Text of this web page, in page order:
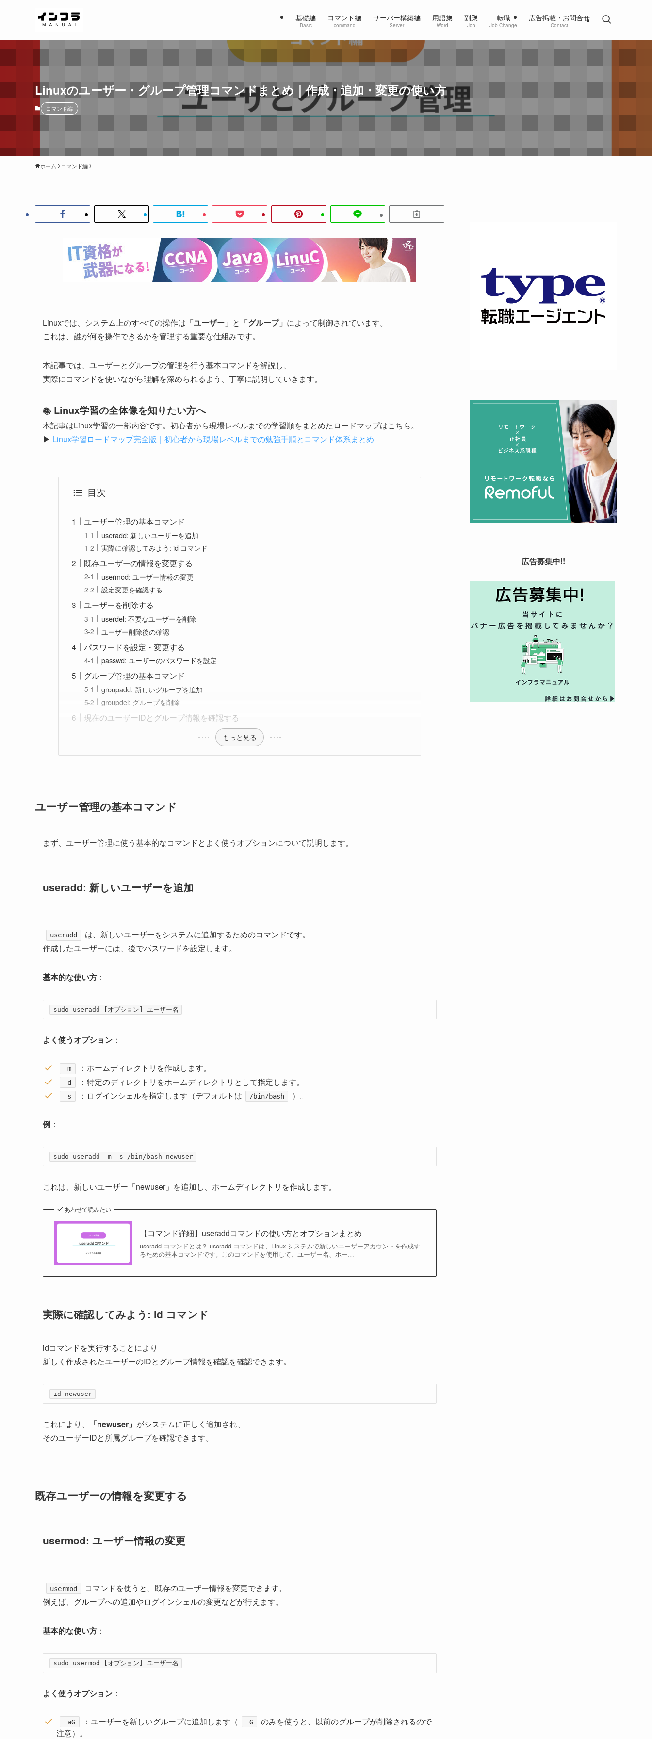
基礎編
Basic
コマンド編
command
サーバー構築編
Server
用語集
Word
副業
Job
転職
Job Change
広告掲載・お問合せ
Contact
Linuxのユーザー・グループ管理コマンドまとめ｜作成・追加・変更の使い方
コマンド編
ホーム コマンド編
Linuxでは、システム上のすべての操作は 「ユーザー」 と 「グループ」 によって制御されています。
これは、誰が何を操作できるかを管理する重要な仕組みです。
本記事では、ユーザーとグループの管理を行う基本コマンドを解説し、
実際にコマンドを使いながら理解を深められるよう、丁寧に説明していきます。
📚Linux学習の全体像を知りたい方へ
本記事はLinux学習の一部内容です。初心者から現場レベルまでの学習順をまとめたロードマップはこちら。
▶ Linux学習ロードマップ完全版｜初心者から現場レベルまでの勉強手順とコマンド体系まとめ
目次
ユーザー管理の基本コマンド
useradd: 新しいユーザーを追加
実際に確認してみよう: id コマンド
既存ユーザーの情報を変更する
usermod: ユーザー情報の変更
設定変更を確認する
ユーザーを削除する
userdel: 不要なユーザーを削除
ユーザー削除後の確認
パスワードを設定・変更する
passwd: ユーザーのパスワードを設定
グループ管理の基本コマンド
groupadd: 新しいグループを追加
groupdel: グループを削除
現在のユーザーIDとグループ情報を確認する
もっと見る
ユーザー管理の基本コマンド
まず、ユーザー管理に使う基本的なコマンドとよく使うオプションについて説明します。
useradd: 新しいユーザーを追加
useradd
は、新しいユーザーをシステムに追加するためのコマンドです。
作成したユーザーには、後でパスワードを設定します。
基本的な使い方 ：
sudo useradd [オプション] ユーザー名
よく使うオプション ：
-m ：ホームディレクトリを作成します。
-d ：特定のディレクトリをホームディレクトリとして指定します。
-s ：ログインシェルを指定します（デフォルトは /bin/bash ）。
例 ：
sudo useradd -m -s /bin/bash newuser
これは、新しいユーザー「newuser」を追加し、ホームディレクトリを作成します。
あわせて読みたい
【コマンド詳細】useraddコマンドの使い方とオプションまとめ
useradd コマンドとは？ useradd コマンドは、Linux システムで新しいユーザーアカウントを作成す
るための基本コマンドです。このコマンドを使用して、ユーザー名、ホー…
実際に確認してみよう: id コマンド
idコマンドを実行することにより
新しく作成されたユーザーのIDとグループ情報を確認を確認できます。
id newuser
これにより、 「newuser」 がシステムに正しく追加され、
そのユーザーIDと所属グループを確認できます。
既存ユーザーの情報を変更する
usermod: ユーザー情報の変更
usermod
コマンドを使うと、既存のユーザー情報を変更できます。
例えば、グループへの追加やログインシェルの変更などが行えます。
基本的な使い方 ：
sudo usermod [オプション] ユーザー名
よく使うオプション ：
-aG ：ユーザーを新しいグループに追加します（ -G
のみを使うと、以前のグループが削除されるので
注意）。
広告募集中!!